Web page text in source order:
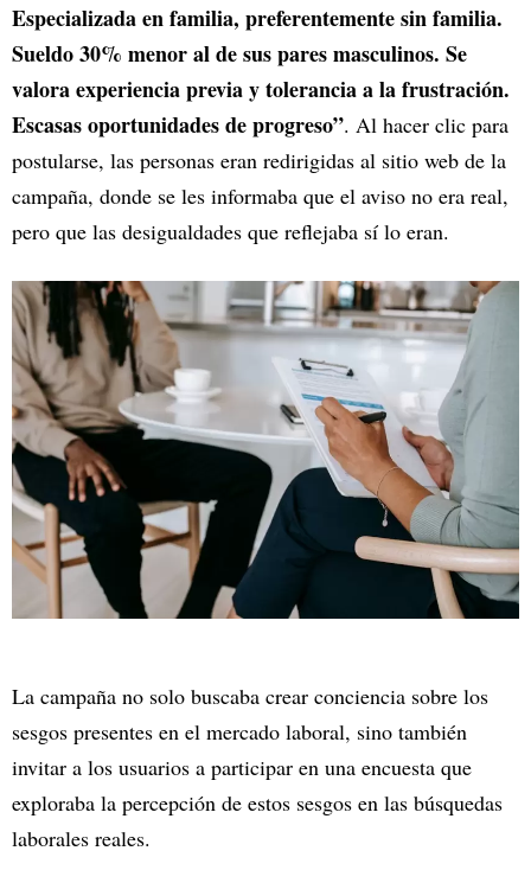
Especializada en familia, preferentemente sin familia.
Sueldo 30% menor al de sus pares masculinos. Se
valora experiencia previa y tolerancia a la frustración.
Escasas oportunidades de progreso”. Al hacer clic para
postularse, las personas eran redirigidas al sitio web de la
campaña, donde se les informaba que el aviso no era real,
pero que las desigualdades que reflejaba sí lo eran.
La campaña no solo buscaba crear conciencia sobre los
sesgos presentes en el mercado laboral, sino también
invitar a los usuarios a participar en una encuesta que
exploraba la percepción de estos sesgos en las búsquedas
laborales reales.